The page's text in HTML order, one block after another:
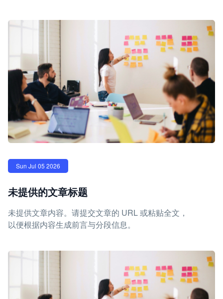
Sun Jul 05 2026
未提供的文章标题
未提供文章内容。请提交文章的 URL 或粘贴全文，
以便根据内容生成前言与分段信息。